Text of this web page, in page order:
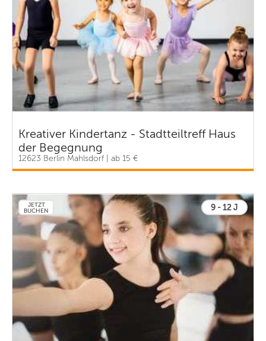
Kreativer Kindertanz - Stadtteiltreff Haus
der Begegnung
12623 Berlin Mahlsdorf | ab 15 €
JETZT
BUCHEN
9 - 12 J